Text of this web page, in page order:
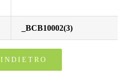
_BCB10002(3)
INDIETRO